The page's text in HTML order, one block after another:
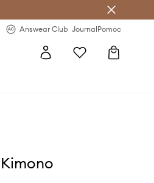
Answear Club JournalPomoc